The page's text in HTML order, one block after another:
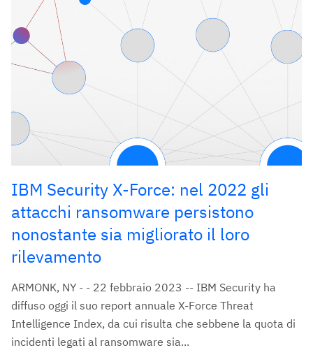
IBM Security X-Force: nel 2022 gli
attacchi ransomware persistono
nonostante sia migliorato il loro
rilevamento
ARMONK, NY - - 22 febbraio 2023 -- IBM Security ha
diffuso oggi il suo report annuale X-Force Threat
Intelligence Index, da cui risulta che sebbene la quota di
incidenti legati al ransomware sia...